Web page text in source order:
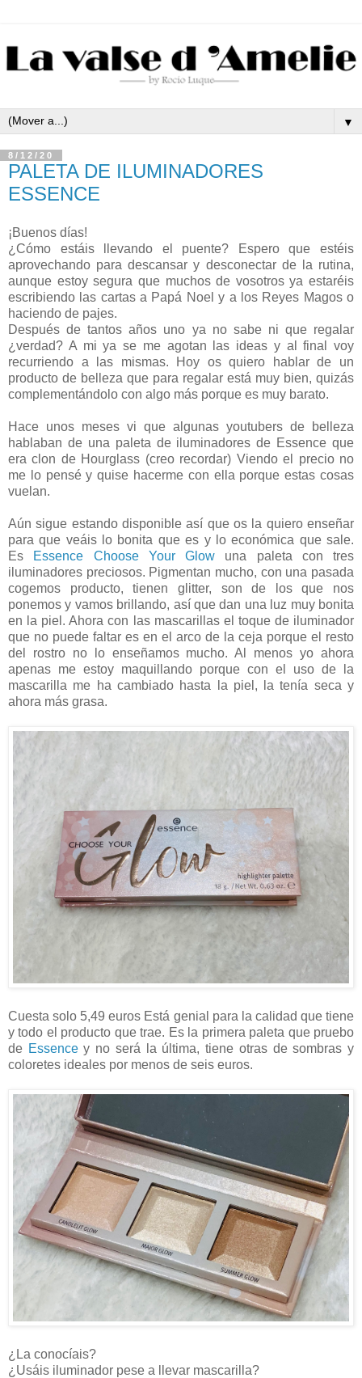
▼
8/12/20
PALETA DE ILUMINADORES
ESSENCE
¡Buenos días!
¿Cómo estáis llevando el puente? Espero que estéis
aprovechando para descansar y desconectar de la rutina,
aunque estoy segura que muchos de vosotros ya estaréis
escribiendo las cartas a Papá Noel y a los Reyes Magos o
haciendo de pajes.
Después de tantos años uno ya no sabe ni que regalar
¿verdad? A mi ya se me agotan las ideas y al final voy
recurriendo a las mismas. Hoy os quiero hablar de un
producto de belleza que para regalar está muy bien, quizás
complementándolo con algo más porque es muy barato.
Hace unos meses vi que algunas youtubers de belleza
hablaban de una paleta de iluminadores de Essence que
era clon de Hourglass (creo recordar) Viendo el precio no
me lo pensé y quise hacerme con ella porque estas cosas
vuelan.
Aún sigue estando disponible así que os la quiero enseñar
para que veáis lo bonita que es y lo económica que sale.
Es
Essence Choose Your Glow una paleta con tres
iluminadores preciosos. Pigmentan mucho, con una pasada
cogemos producto, tienen glitter, son de los que nos
ponemos y vamos brillando, así que dan una luz muy bonita
en la piel. Ahora con las mascarillas el toque de iluminador
que no puede faltar es en el arco de la ceja porque el resto
del rostro no lo enseñamos mucho. Al menos yo ahora
apenas me estoy maquillando porque con el uso de la
mascarilla me ha cambiado hasta la piel, la tenía seca y
ahora más grasa.
Cuesta solo 5,49 euros Está genial para la calidad que tiene
y todo el producto que trae. Es la primera paleta que pruebo
de Essencey no será la última, tiene otras de sombras y
coloretes ideales por menos de seis euros.
¿La conocíais?
¿Usáis iluminador pese a llevar mascarilla?